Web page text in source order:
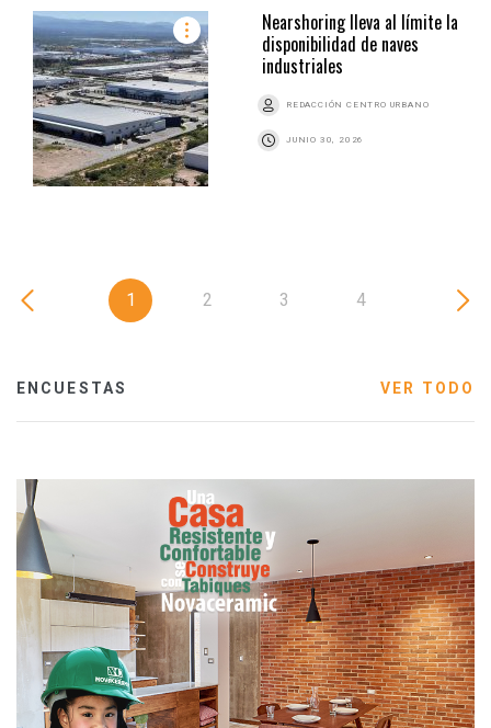
Nearshoring lleva al límite la
disponibilidad de naves
industriales
REDACCIÓN CENTRO URBANO
JUNIO 30, 2026
1 2 3 4
ENCUESTAS VER TODO